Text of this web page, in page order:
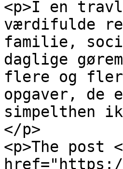
<p>I en
værdifulde
familie,
daglige
flere og
opgaver,
simpelthen
</p>
<p>The post